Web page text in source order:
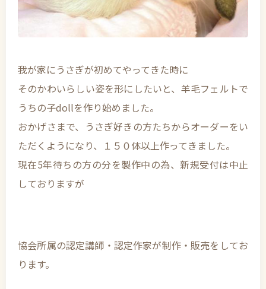
我が家にうさぎが初めてやってきた時に
そのかわいらしい姿を形にしたいと、羊毛フェルトで
うちの子dollを作り始めました。
おかげさまで、うさぎ好きの方たちからオーダーをい
ただくようになり、１５０体以上作ってきました。
現在5年待ちの方の分を製作中の為、新規受付は中止
しておりますが
協会所属の認定講師・認定作家が制作・販売をしてお
ります。